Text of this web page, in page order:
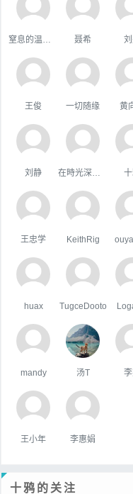
聂希
王俊 一切随缘 黄
刘静
王忠学 KeithRig
huax TugceDooto
mandy 汤T
王小年 李惠娟
十鸦的关注